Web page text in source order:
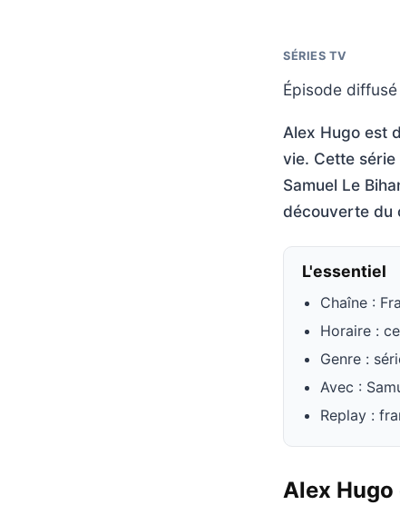
SÉRIES TV
Épisode
Alex Hugo est
vie. Cette
Samuel Le
découverte du
L'essentiel
Chaîne :
Horaire :
Genre :
Avec :
Replay :
Alex